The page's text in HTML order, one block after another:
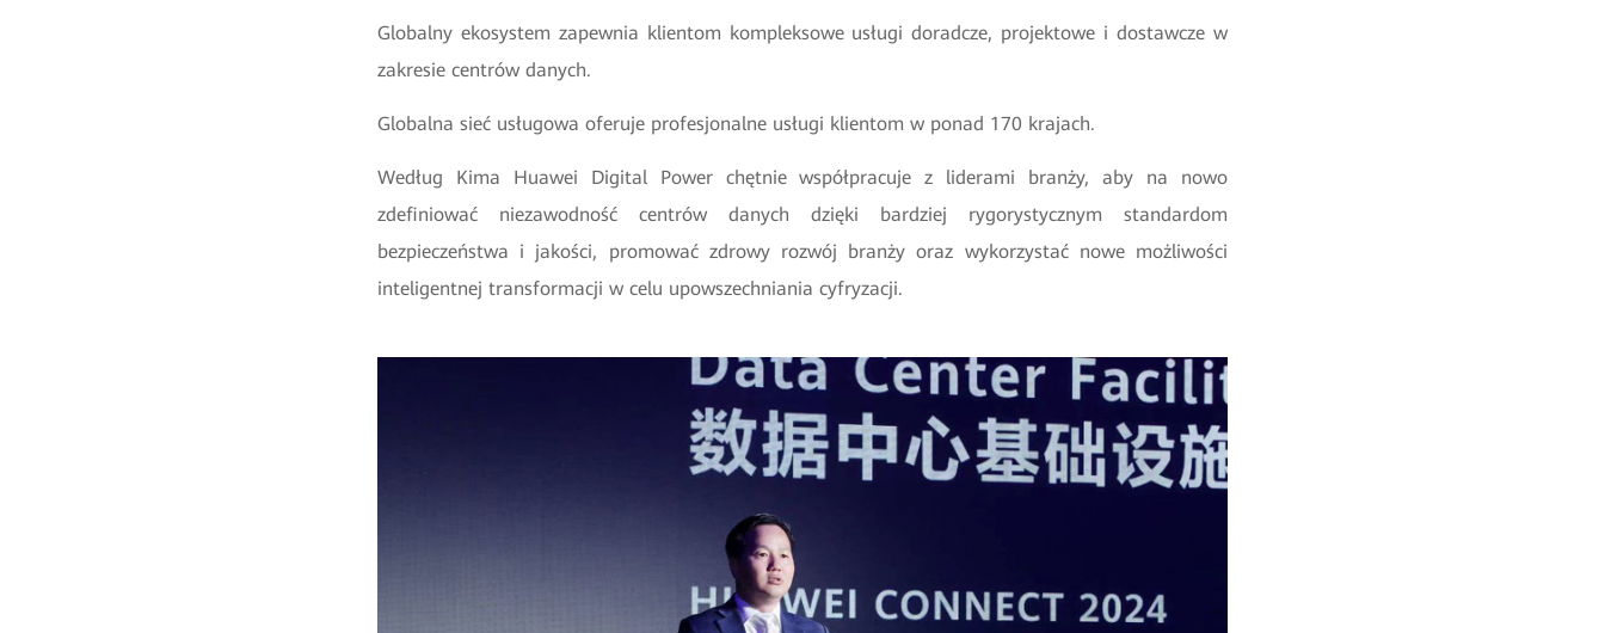
Globalny ekosystem zapewnia klientom kompleksowe usługi doradcze, projektowe i dostawcze w
zakresie centrów danych.
Globalna sieć usługowa oferuje profesjonalne usługi klientom w ponad 170 krajach.
Według Kima Huawei Digital Power chętnie współpracuje z liderami branży, aby na nowo
zdefiniować niezawodność centrów danych dzięki bardziej rygorystycznym standardom
bezpieczeństwa i jakości, promować zdrowy rozwój branży oraz wykorzystać nowe możliwości
inteligentnej transformacji w celu upowszechniania cyfryzacji.